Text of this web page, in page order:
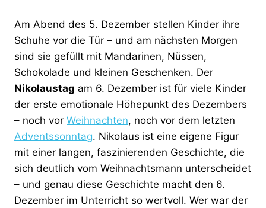
Am Abend des 5. Dezember stellen Kinder ihre
Schuhe vor die Tür – und am nächsten Morgen
sind sie gefüllt mit Mandarinen, Nüssen,
Schokolade und kleinen Geschenken. Der
Nikolaustag am 6. Dezember ist für viele Kinder
der erste emotionale Höhepunkt des Dezembers
– noch vor Weihnachten, noch vor dem letzten
Adventssonntag. Nikolaus ist eine eigene Figur
mit einer langen, faszinierenden Geschichte, die
sich deutlich vom Weihnachtsmann unterscheidet
– und genau diese Geschichte macht den 6.
Dezember im Unterricht so wertvoll. Wer war der